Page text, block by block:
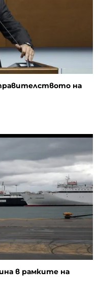
на
в рамките на